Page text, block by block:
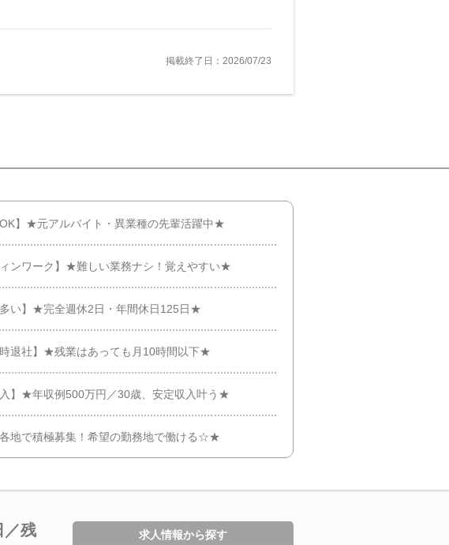
掲載終了日：2026/07/23
OK】★元アルバイト・異業種の先輩活躍中★
ィンワーク】★難しい業務ナシ！覚えやすい★
多い】★完全週休2日・年間休日125日★
時退社】★残業はあっても月10時間以下★
入】★年収例500万円／30歳、安定収入叶う★
地で積極募集！希望の勤務地で働ける☆★
／残
求人情報から探す